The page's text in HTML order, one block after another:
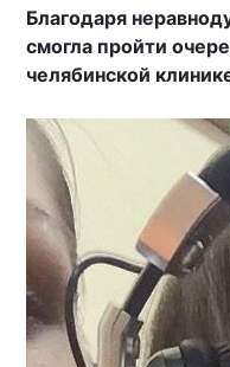
Благодаря
смогла пройти
челябинской